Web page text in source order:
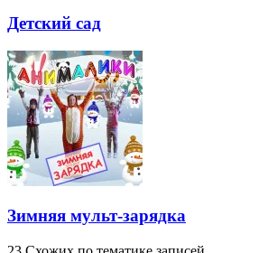
Детский сад
Зимняя мульт-зарядка